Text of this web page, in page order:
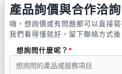
產品詢價與合作洽詢
嗨，想詢價或有問題都可以直接
我們看得懂就好，留下聯絡方式
想詢問什麼呢？